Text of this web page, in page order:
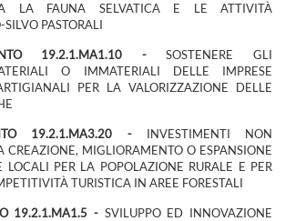
LA FAUNA SELVATICA E LE ATTIVITÀ
PASTORALI
19.2.1.MA1.10 -SOSTENERE GLI
O IMMATERIALI DELLE IMPRESE
PER LA VALORIZZAZIONE DELLE
19.2.1.MA3.20 -INVESTIMENTI NON
CREAZIONE, MIGLIORAMENTO O ESPANSIONE
LOCALI PER LA POPOLAZIONE RURALE E PER
TURISTICA IN AREE FORESTALI
19.2.1.MA1.5 - SVILUPPO ED INNOVAZIONE